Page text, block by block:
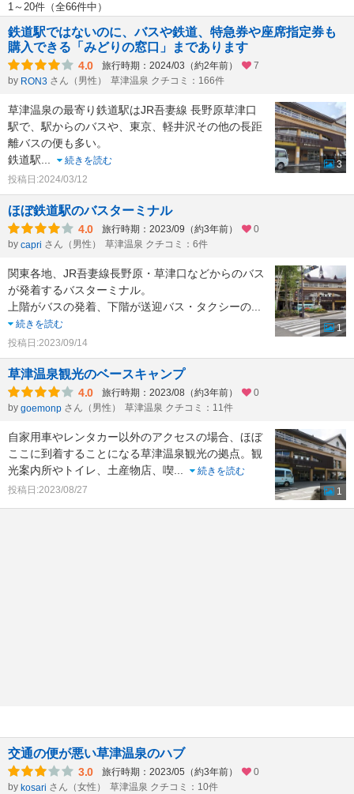
1～20件（全66件中）
鉄道駅ではないのに、バスや鉄道、特急券や座席指定券も
購入できる「みどりの窓口」まであります
4.0 旅行時期：2024/03（約2年前）
7
by RON3 さん（男性） 草津温泉 クチコミ：166件
草津温泉の最寄り鉄道駅はJR吾妻線 長野原草津口
駅で、駅からのバスや、東京、軽井沢その他の長距
離バスの便も多い。
鉄道駅
続きを読む
投稿日:2024/03/12
3
ほぼ鉄道駅のバスターミナル
4.0 旅行時期：2023/09（約3年前）
0
by capri さん（男性） 草津温泉 クチコミ：6件
関東各地、JR吾妻線長野原・草津口などからのバス
が発着するバスターミナル。
上階がバスの発着、下階が送迎バス・タクシーの
続きを読む
投稿日:2023/09/14
1
草津温泉観光のベースキャンプ
4.0 旅行時期：2023/08（約3年前）
0
by goemonp さん（男性） 草津温泉 クチコミ：11件
自家用車やレンタカー以外のアクセスの場合、ほぼ
ここに到着することになる草津温泉観光の拠点。観
光案内所やトイレ、土産物店、喫
続きを読む
投稿日:2023/08/27
1
交通の便が悪い草津温泉のハブ
3.0 旅行時期：2023/05（約3年前）
0
by kosari さん（女性） 草津温泉 クチコミ：10件